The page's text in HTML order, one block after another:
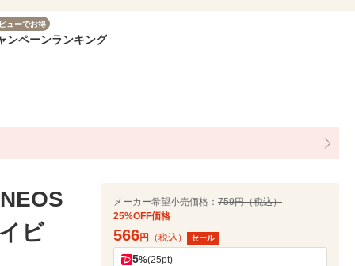
ューでお得
ンペーンランキング
ビ
メーカー希望小売価格： 759円（税込）
25%OFF価格
566円 （税込） セール
5%(25pt)